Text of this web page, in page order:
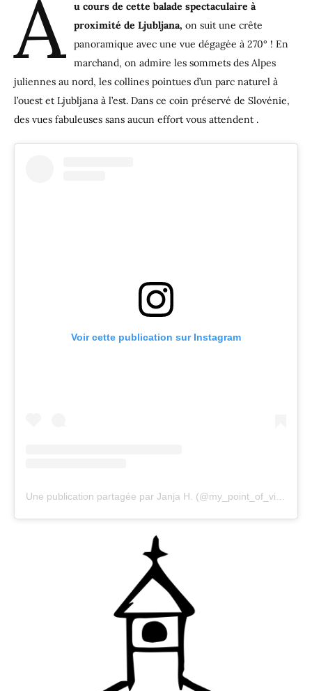
A
u cours de cette balade spectaculaire à
proximité de Ljubljana, on suit une crête
panoramique avec une vue dégagée à 270° ! En
marchand, on admire les sommets des Alpes
juliennes au nord, les collines pointues d’un parc naturel à
l’ouest et Ljubljana à l’est. Dans ce coin préservé de Slovénie,
des vues fabuleuses sans aucun effort vous attendent .
Voir cette publication sur Instagram